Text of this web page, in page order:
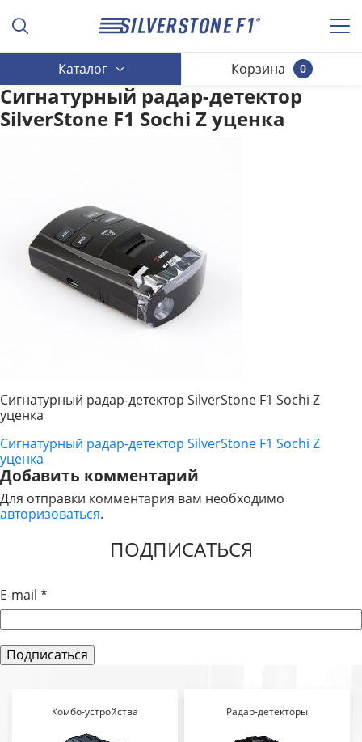
Каталог 0
Корзина
Сигнатурный радар-детектор
SilverStone F1 Sochi Z уценка
Сигнатурный радар-детектор SilverStone F1 Sochi Z
уценка
НАВИГАЦИЯ
ПО
ЗАПИСЯМ
Сигнатурный радар-детектор SilverStone F1 Sochi Z
уценка
Добавить комментарий
Для отправки комментария вам необходимо
авторизоваться.
ПОДПИСАТЬСЯ
E-mail *
Комбо-устройства Радар-детекторы